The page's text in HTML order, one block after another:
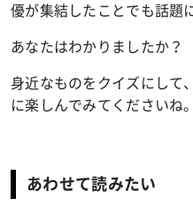
優が集結したことでも話題
あなたはわかりましたか？
身近なものをクイズにして
に楽しんでみてくださいね。
あわせて読みたい